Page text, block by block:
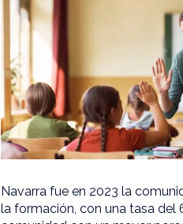
Navarra fue en 2023 la
la formación, con una tasa del